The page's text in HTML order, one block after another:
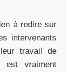
à redire sur
intervenants
travail de
est vraiment